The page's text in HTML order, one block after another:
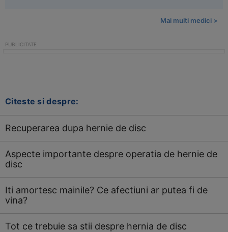
Mai multi medici >
Citeste si despre:
Recuperarea dupa hernie de disc
Aspecte importante despre operatia de hernie de
disc
Iti amortesc mainile? Ce afectiuni ar putea fi de
vina?
Tot ce trebuie sa stii despre hernia de disc